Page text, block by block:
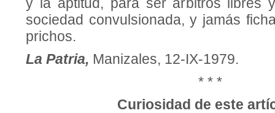
y la aptitud, para ser árbitros libres
sociedad convulsionada, y jamás
prichos.
La Patria, Manizales, 12-IX-1979.
* * *
Curiosidad de este